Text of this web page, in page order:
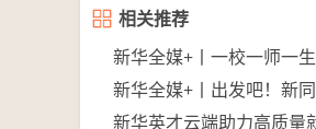
相关推荐
新华全媒+丨一校一师一
新华全媒+丨出发吧！新
新华英才云端助力高质量